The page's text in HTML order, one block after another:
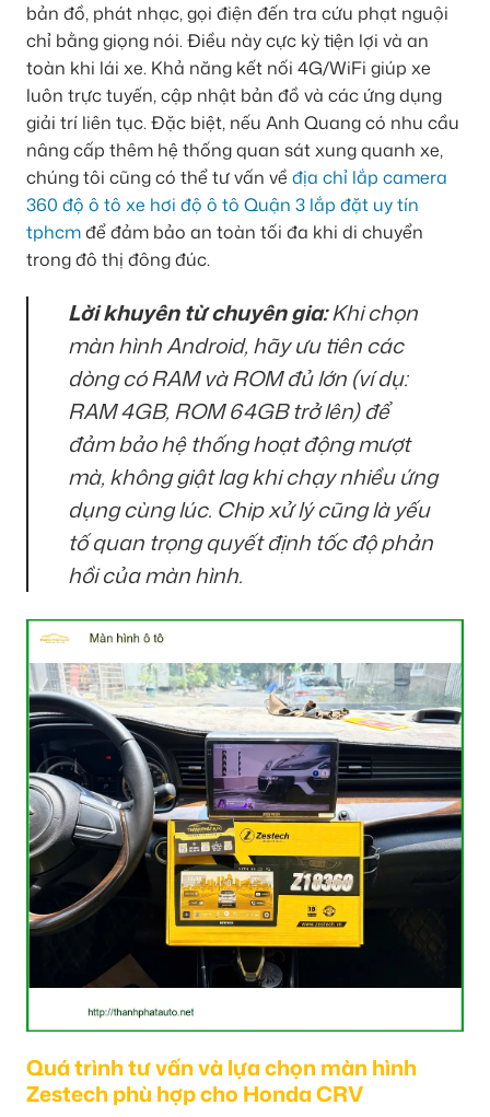
bản đồ, phát nhạc, gọi điện đến tra cứu phạt nguội
chỉ bằng giọng nói. Điều này cực kỳ tiện lợi và an
toàn khi lái xe. Khả năng kết nối 4G/WiFi giúp xe
luôn trực tuyến, cập nhật bản đồ và các ứng dụng
giải trí liên tục. Đặc biệt, nếu Anh Quang có nhu cầu
nâng cấp thêm hệ thống quan sát xung quanh xe,
chúng tôi cũng có thể tư vấn về địa chỉ lắp camera
360 độ ô tô xe hơi độ ô tô Quận 3 lắp đặt uy tín
tphcmđể đảm bảo an toàn tối đa khi di chuyển
trong đô thị đông đúc.
Lời khuyên từ chuyên gia:Khi chọn
màn hình Android, hãy ưu tiên các
dòng có RAM và ROM đủ lớn (ví dụ:
RAM 4GB, ROM 64GB trở lên) để
đảm bảo hệ thống hoạt động mượt
mà, không giật lag khi chạy nhiều ứng
dụng cùng lúc. Chip xử lý cũng là yếu
tố quan trọng quyết định tốc độ phản
hồi của màn hình.
Quá trình tư vấn và lựa chọn màn hình
Zestech phù hợp cho Honda CRV